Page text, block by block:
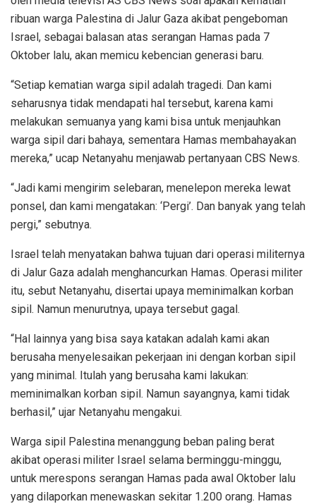
ribuan warga Palestina di Jalur Gaza akibat pengeboman
Israel, sebagai balasan atas serangan Hamas pada 7
Oktober lalu, akan memicu kebencian generasi baru.
“Setiap kematian warga sipil adalah tragedi. Dan kami
seharusnya tidak mendapati hal tersebut, karena kami
melakukan semuanya yang kami bisa untuk menjauhkan
warga sipil dari bahaya, sementara Hamas membahayakan
mereka,” ucap Netanyahu menjawab pertanyaan CBS News.
“Jadi kami mengirim selebaran, menelepon mereka lewat
ponsel, dan kami mengatakan: ‘Pergi’. Dan banyak yang telah
pergi,” sebutnya.
Israel telah menyatakan bahwa tujuan dari operasi militernya
di Jalur Gaza adalah menghancurkan Hamas. Operasi militer
itu, sebut Netanyahu, disertai upaya meminimalkan korban
sipil. Namun menurutnya, upaya tersebut gagal.
“Hal lainnya yang bisa saya katakan adalah kami akan
berusaha menyelesaikan pekerjaan ini dengan korban sipil
yang minimal. Itulah yang berusaha kami lakukan:
meminimalkan korban sipil. Namun sayangnya, kami tidak
berhasil,” ujar Netanyahu mengakui.
Warga sipil Palestina menanggung beban paling berat
akibat operasi militer Israel selama berminggu-minggu,
untuk merespons serangan Hamas pada awal Oktober lalu
yang dilaporkan menewaskan sekitar 1.200 orang. Hamas